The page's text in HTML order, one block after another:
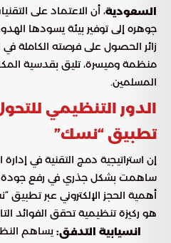
السعودية، أن الاعتماد على
جوهره إلى توفير بيئة يسودها
زائر الحصول على فرصته الكاملة
منظمة وميسرة، تليق بقدسية
المسلمين.
الدور التنظيمي
تطبيق “نسك”
إن استراتيجية دمج التقنية في
ساهمت بشكل جذري في رفع جودة
أهمية الحجز الإلكتروني عبر تطبيق
هو ركيزة تنظيمية تحقق الفوائد
انسيابية التدفق: يساهم